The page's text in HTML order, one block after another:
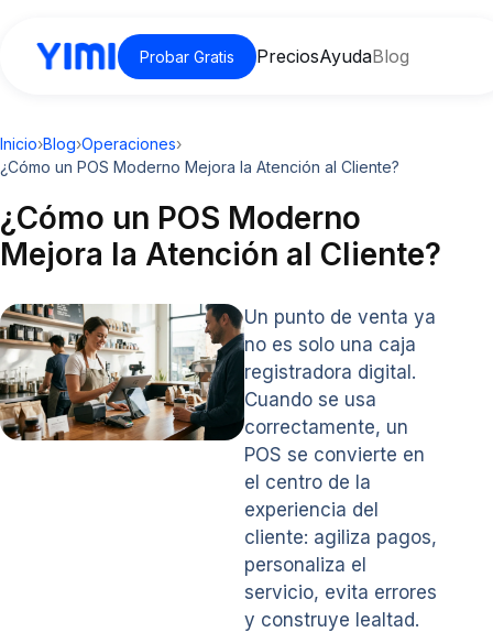
Probar Gratis PreciosAyudaBlog
Inicio›Blog›Operaciones›
¿Cómo un POS Moderno Mejora la Atención al Cliente?
¿Cómo un POS Moderno
Mejora la Atención al Cliente?
Un punto de venta ya
no es solo una caja
registradora digital.
Cuando se usa
correctamente, un
POS se convierte en
el centro de la
experiencia del
cliente: agiliza pagos,
personaliza el
servicio, evita errores
y construye lealtad.